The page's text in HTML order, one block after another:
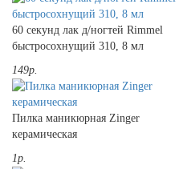
60 секунд лак д/ногтей Rimmel
быстросохнущий 310, 8 мл
149р.
Пилка маникюрная Zinger
керамическая
1р.